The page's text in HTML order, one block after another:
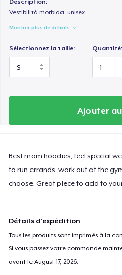
Description:
Vestibilità morbida, unisex
Montrer plus de détails
Sélectionnez la taille: Quantité:
Ajouter
Best mom hoodies, feel special
to run errands, work out at the
choose. Great piece to add to
Détails d'expédition
Tous les produits sont imprimés à la
Si vous passez votre commande
avant leAugust 17, 2026